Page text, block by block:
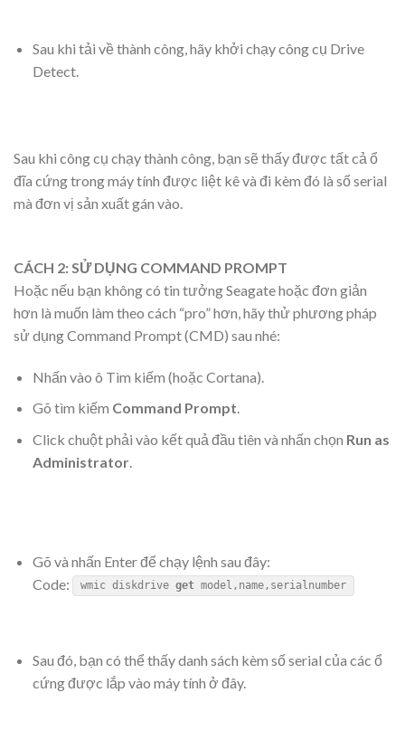
Sau khi tải về thành công, hãy khởi chạy công cụ Drive
Detect.
Sau khi công cụ chạy thành công, bạn sẽ thấy được tất cả ổ
đĩa cứng trong máy tính được liệt kê và đi kèm đó là số serial
mà đơn vị sản xuất gán vào.
CÁCH 2: SỬ DỤNG COMMAND PROMPT
Hoặc nếu bạn không có tin tưởng Seagate hoặc đơn giản
hơn là muốn làm theo cách “pro” hơn, hãy thử phương pháp
sử dụng Command Prompt (CMD) sau nhé:
Nhấn vào ô Tìm kiếm (hoặc Cortana).
Gõ tìm kiếm Command Prompt.
Click chuột phải vào kết quả đầu tiên và nhấn chọn Run as
Administrator.
Gõ và nhấn Enter để chạy lệnh sau đây:
Code:
wmic diskdrive getmodel,name,serialnumber
Sau đó, bạn có thể thấy danh sách kèm số serial của các ổ
cứng được lắp vào máy tính ở đây.